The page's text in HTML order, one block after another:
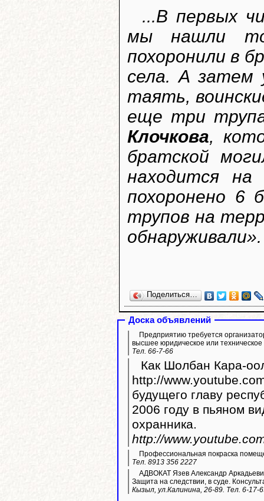
...В первых
мы нашли
похоронили в
села. А затем
таять,
еще три
Клочкова,
братской
находится на
похоронено 6
трупов на
обнаруживали».
Поделиться…
Доска объявлений
Предприятию требуется
высшее юридическое или
Тел. 66-7-66
Как Шолбан Кара-
http://www.youtube.com/
будущего главу
2006 году в пьяном
охранника.
http://
Профессиональная покраска
Тел. 8913 356 2227
АДВОКАТ Язев Александр
Защита на следствии, в суде.
Кызыл, ул.Калинина, 26-89. Тел. 6-17-